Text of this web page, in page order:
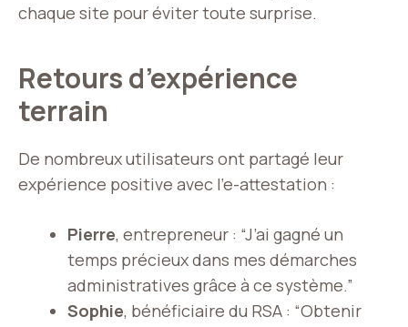
chaque site pour éviter toute surprise.
Retours d’expérience
terrain
De nombreux utilisateurs ont partagé leur
expérience positive avec l’e-attestation :
Pierre, entrepreneur : “J’ai gagné un
temps précieux dans mes démarches
administratives grâce à ce système.”
Sophie, bénéficiaire du RSA : “Obtenir